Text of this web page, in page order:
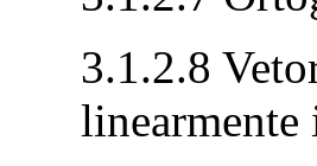
3.1.2.8
linearmente